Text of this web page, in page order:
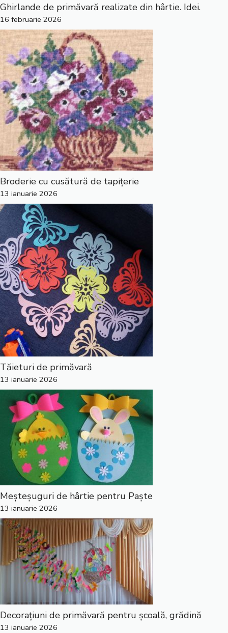
Ghirlande de primăvară realizate din hârtie. Idei.
16 februarie 2026
Broderie cu cusătură de tapițerie
13 ianuarie 2026
Tăieturi de primăvară
13 ianuarie 2026
Meșteșuguri de hârtie pentru Paște
13 ianuarie 2026
Decorațiuni de primăvară pentru școală, grădină
13 ianuarie 2026